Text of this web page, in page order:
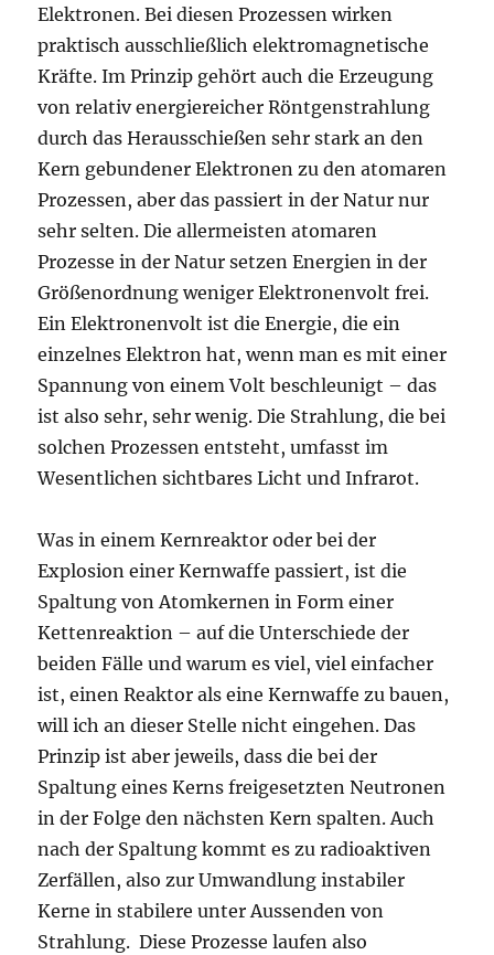
Elektronen. Bei diesen Prozessen wirken
praktisch ausschließlich elektromagnetische
Kräfte. Im Prinzip gehört auch die Erzeugung
von relativ energiereicher Röntgenstrahlung
durch das Herausschießen sehr stark an den
Kern gebundener Elektronen zu den atomaren
Prozessen, aber das passiert in der Natur nur
sehr selten. Die allermeisten atomaren
Prozesse in der Natur setzen Energien in der
Größenordnung weniger Elektronenvolt frei.
Ein Elektronenvolt ist die Energie, die ein
einzelnes Elektron hat, wenn man es mit einer
Spannung von einem Volt beschleunigt – das
ist also sehr, sehr wenig. Die Strahlung, die bei
solchen Prozessen entsteht, umfasst im
Wesentlichen sichtbares Licht und Infrarot.
Was in einem Kernreaktor oder bei der
Explosion einer Kernwaffe passiert, ist die
Spaltung von Atomkernen in Form einer
Kettenreaktion – auf die Unterschiede der
beiden Fälle und warum es viel, viel einfacher
ist, einen Reaktor als eine Kernwaffe zu bauen,
will ich an dieser Stelle nicht eingehen. Das
Prinzip ist aber jeweils, dass die bei der
Spaltung eines Kerns freigesetzten Neutronen
in der Folge den nächsten Kern spalten. Auch
nach der Spaltung kommt es zu radioaktiven
Zerfällen, also zur Umwandlung instabiler
Kerne in stabilere unter Aussenden von
Strahlung. Diese Prozesse laufen also